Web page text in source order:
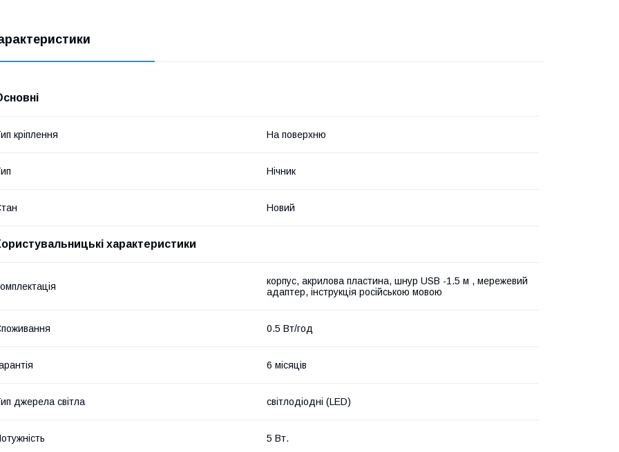
кріплення На поверхню
Нічник
Новий
характеристики
корпус, акрилова пластина, шнур USB -1.5 м , мережевий
адаптер, інструкція російською мовою
0.5 Вт/год
6 місяців
джерела світла світлодіодні (LED)
5 Вт.